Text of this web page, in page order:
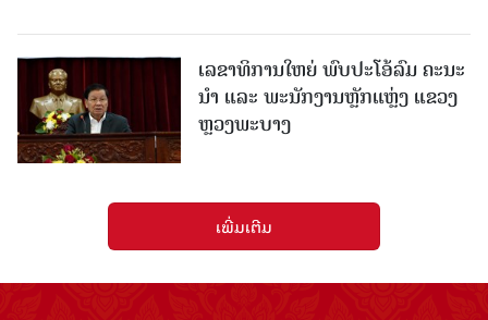
ເລຂາທິການໃຫຍ່ ພົບປະໂອ້ລົມ ຄະນະ
ນໍາ ແລະ ພະນັກງານຫຼັກແຫຼ່ງ ແຂວງ
ຫຼວງພະບາງ
ເພີ່ມເຕີມ